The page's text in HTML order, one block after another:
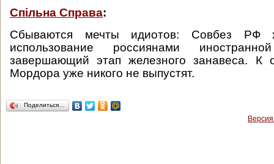
Спiльна Справа:
Сбываются мечты идиотов: Совбез РФ
использование россиянами
завершающий этап железного занавеса. К
Мордора уже никого не выпустят.
Поделиться…